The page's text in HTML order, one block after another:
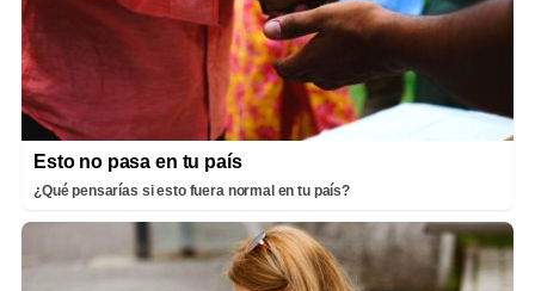
Esto no pasa en tu país
¿Qué pensarías si esto fuera normal en tu país?